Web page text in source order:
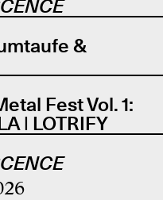
&
Fest Vol. 1:
| LOTRIFY